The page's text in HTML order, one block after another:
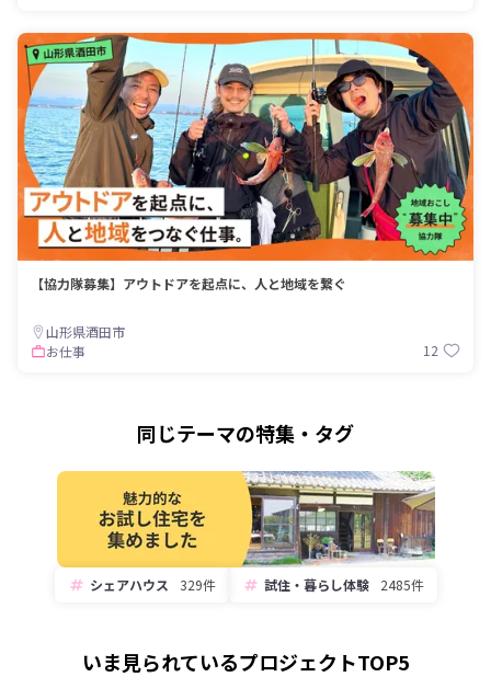
【協力隊募集】アウトドアを起点に、人と地域を繋ぐ
山形県酒田市
お仕事
12
同じテーマの特集・タグ
シェアハウス 329件 試住・暮らし体験 2485件
いま見られているプロジェクトTOP5